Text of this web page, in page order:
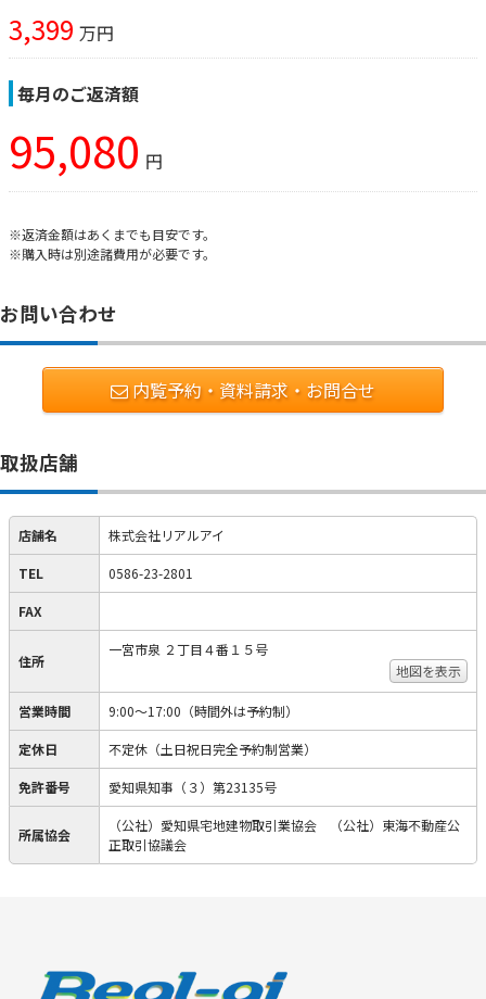
3,399 万円
毎月のご返済額
95,080 円
※返済金額はあくまでも目安です。
※購入時は別途諸費用が必要です。
お問い合わせ
内覧予約・資料請求・お問合せ
取扱店舗
店舗名 株式会社リアルアイ
TEL 0586-23-2801
FAX
住所
一宮市泉 ２丁目４番１５号
地図を表示
営業時間 9:00～17:00（時間外は予約制）
定休日 不定休（土日祝日完全予約制営業）
免許番号 愛知県知事（３）第23135号
所属協会
（公社）愛知県宅地建物取引業協会 （公社）東海不動産公
正取引協議会